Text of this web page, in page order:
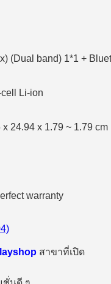
(Dual band) 1*1 +
Li-ion
24.94 x 1.79 ~ 1.79 cm
warranty
สาขาที่เปิด